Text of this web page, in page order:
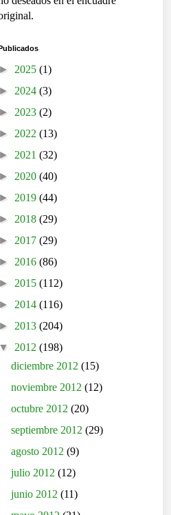
Publicados
► 2025 (1)
► 2024 (3)
► 2023 (2)
► 2022 (13)
► 2021 (32)
► 2020 (40)
► 2019 (44)
► 2018 (29)
► 2017 (29)
► 2016 (86)
► 2015 (112)
► 2014 (116)
► 2013 (204)
▼ 2012 (198)
diciembre 2012(15)
noviembre 2012(12)
octubre 2012(20)
septiembre 2012(29)
agosto 2012(9)
julio 2012(12)
junio 2012(11)